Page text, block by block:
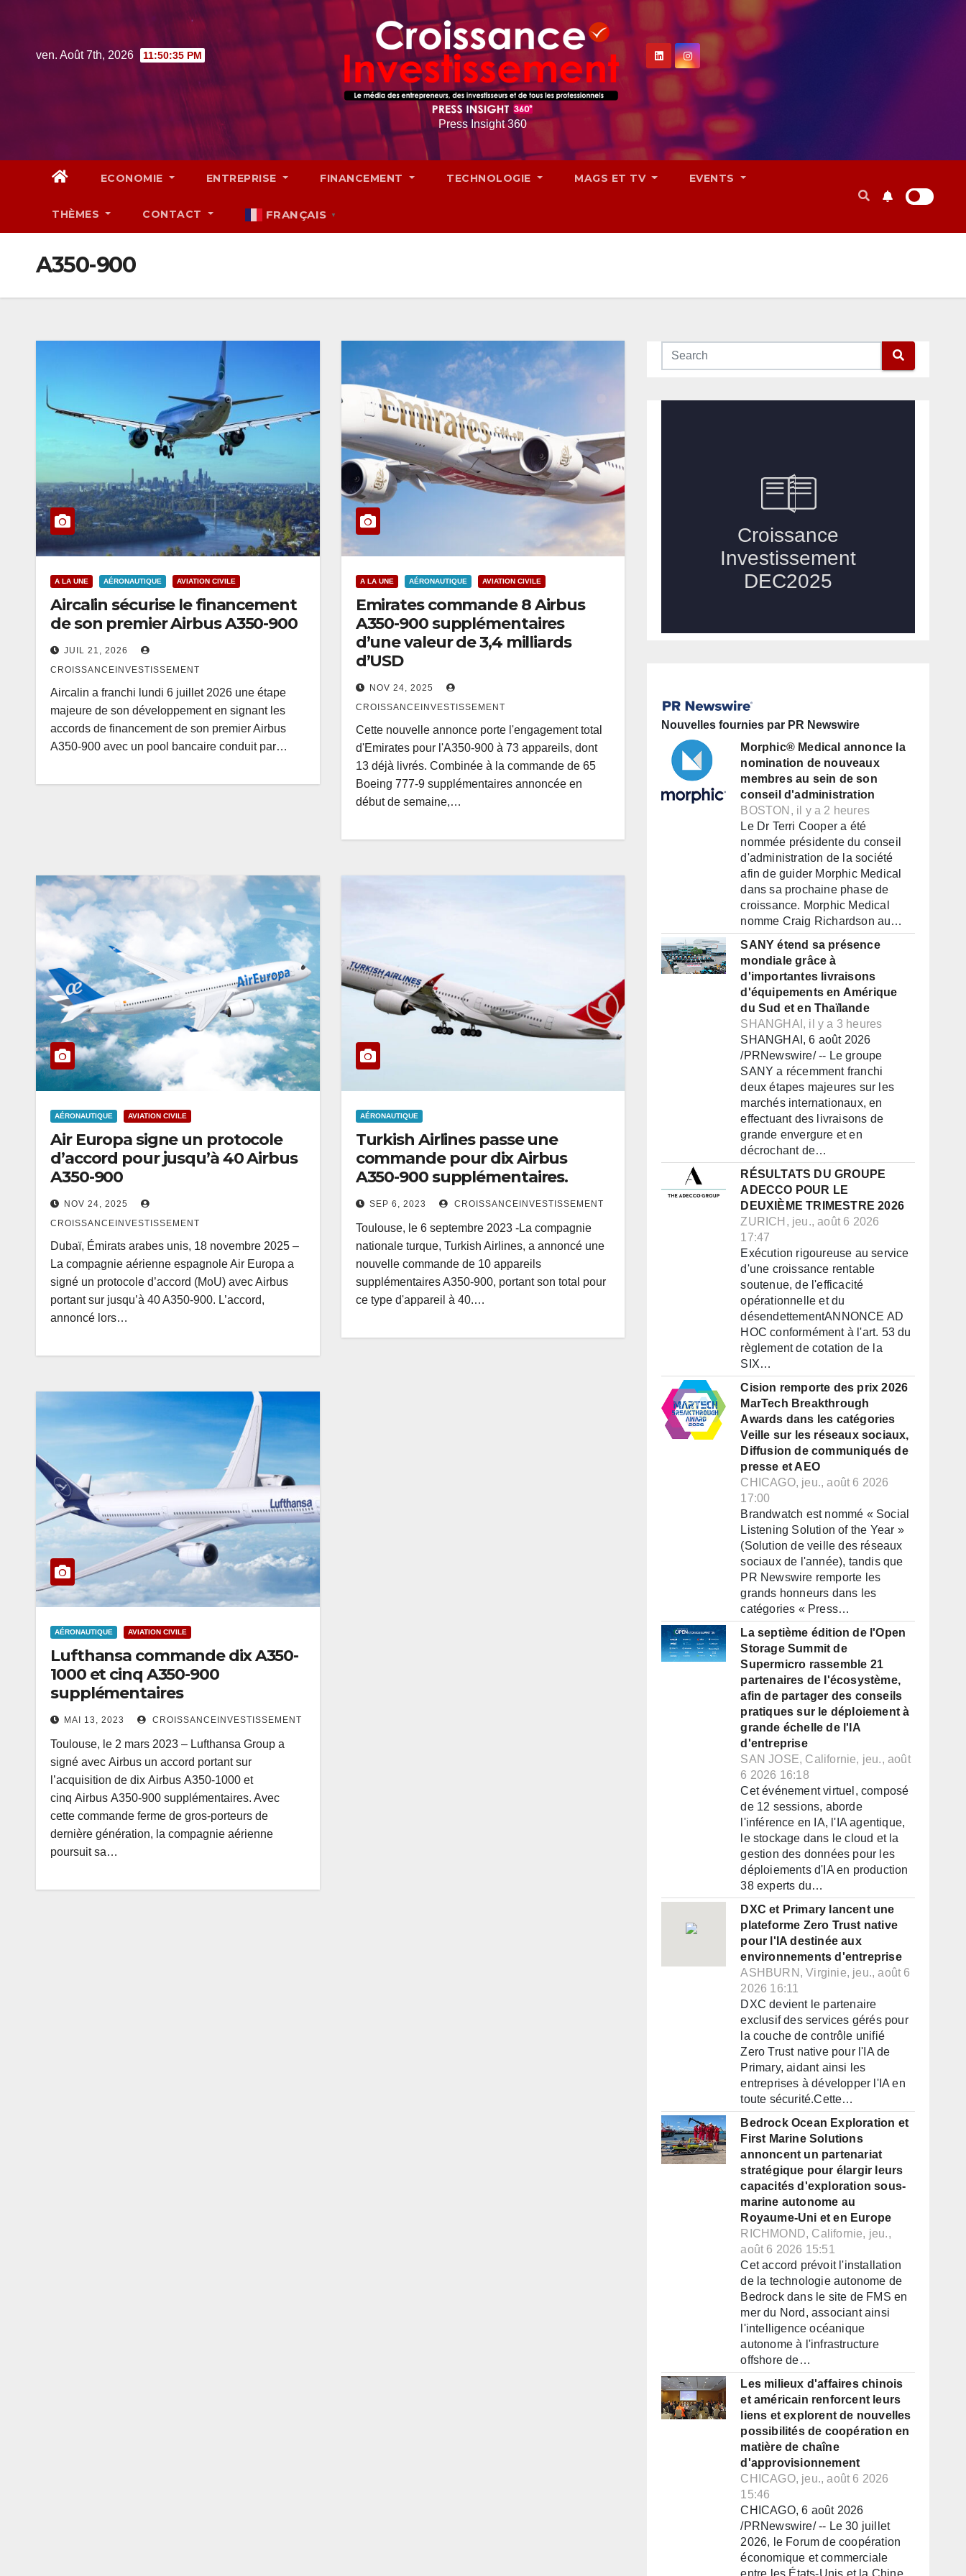
contentven. Août 7th, 2026 11:50:36 PM
Press Insight 360
ECONOMIE ENTREPRISE FINANCEMENT TECHNOLOGIE MAGS ET TV EVENTS
THÈMES CONTACT FRANÇAIS ▼
A350-900
A LA UNE AÉRONAUTIQUE AVIATION CIVILE
Aircalin sécurise le financement
de son premier Airbus A350-900
JUIL 21, 2026
CROISSANCEINVESTISSEMENT
Aircalin a franchi lundi 6 juillet 2026 une étape
majeure de son développement en signant les
accords de financement de son premier Airbus
A350-900 avec un pool bancaire conduit par…
A LA UNE AÉRONAUTIQUE AVIATION CIVILE
Emirates commande 8 Airbus
A350-900 supplémentaires
d’une valeur de 3,4 milliards
d’USD
NOV 24, 2025
CROISSANCEINVESTISSEMENT
Cette nouvelle annonce porte l'engagement total
d'Emirates pour l'A350-900 à 73 appareils, dont
13 déjà livrés. Combinée à la commande de 65
Boeing 777-9 supplémentaires annoncée en
début de semaine,…
AÉRONAUTIQUE AVIATION CIVILE
Air Europa signe un protocole
d’accord pour jusqu’à 40 Airbus
A350-900
NOV 24, 2025
CROISSANCEINVESTISSEMENT
Dubaï, Émirats arabes unis, 18 novembre 2025 –
La compagnie aérienne espagnole Air Europa a
signé un protocole d’accord (MoU) avec Airbus
portant sur jusqu’à 40 A350-900. L’accord,
annoncé lors…
AÉRONAUTIQUE
Turkish Airlines passe une
commande pour dix Airbus
A350-900 supplémentaires.
SEP 6, 2023 CROISSANCEINVESTISSEMENT
Toulouse, le 6 septembre 2023 -La compagnie
nationale turque, Turkish Airlines, a annoncé une
nouvelle commande de 10 appareils
supplémentaires A350-900, portant son total pour
ce type d'appareil à 40.…
AÉRONAUTIQUE AVIATION CIVILE
Lufthansa commande dix A350-
1000 et cinq A350-900
supplémentaires
MAI 13, 2023 CROISSANCEINVESTISSEMENT
Toulouse, le 2 mars 2023 – Lufthansa Group a
signé avec Airbus un accord portant sur
l’acquisition de dix Airbus A350-1000 et
cinq Airbus A350-900 supplémentaires. Avec
cette commande ferme de gros-porteurs de
dernière génération, la compagnie aérienne
poursuit sa…
Nouvelles fournies par PR Newswire
Morphic® Medical annonce la
nomination de nouveaux
membres au sein de son
conseil d'administration
BOSTON, il y a 2 heures
Le Dr Terri Cooper a été
nommée présidente du conseil
d'administration de la société
afin de guider Morphic Medical
dans sa prochaine phase de
croissance. Morphic Medical
nomme Craig Richardson au…
SANY étend sa présence
mondiale grâce à
d'importantes livraisons
d'équipements en Amérique
du Sud et en Thaïlande
SHANGHAI, il y a 3 heures
SHANGHAI, 6 août 2026
/PRNewswire/ -- Le groupe
SANY a récemment franchi
deux étapes majeures sur les
marchés internationaux, en
effectuant des livraisons de
grande envergure et en
décrochant de…
RÉSULTATS DU GROUPE
ADECCO POUR LE
DEUXIÈME TRIMESTRE 2026
ZURICH, jeu., août 6 2026
17:47
Exécution rigoureuse au service
d'une croissance rentable
soutenue, de l'efficacité
opérationnelle et du
désendettementANNONCE AD
HOC conformément à l'art. 53 du
règlement de cotation de la
SIX…
Cision remporte des prix 2026
MarTech Breakthrough
Awards dans les catégories
Veille sur les réseaux sociaux,
Diffusion de communiqués de
presse et AEO
CHICAGO, jeu., août 6 2026
17:00
Brandwatch est nommé « Social
Listening Solution of the Year »
(Solution de veille des réseaux
sociaux de l'année), tandis que
PR Newswire remporte les
grands honneurs dans les
catégories « Press…
La septième édition de l'Open
Storage Summit de
Supermicro rassemble 21
partenaires de l'écosystème,
afin de partager des conseils
pratiques sur le déploiement à
grande échelle de l'IA
d'entreprise
SAN JOSE, Californie, jeu., août
6 2026 16:18
Cet événement virtuel, composé
de 12 sessions, aborde
l'inférence en IA, l'IA agentique,
le stockage dans le cloud et la
gestion des données pour les
déploiements d'IA en production
38 experts du…
DXC et Primary lancent une
plateforme Zero Trust native
pour l'IA destinée aux
environnements d'entreprise
ASHBURN, Virginie, jeu., août 6
2026 16:11
DXC devient le partenaire
exclusif des services gérés pour
la couche de contrôle unifié
Zero Trust native pour l'IA de
Primary, aidant ainsi les
entreprises à développer l'IA en
toute sécurité.Cette…
Bedrock Ocean Exploration et
First Marine Solutions
annoncent un partenariat
stratégique pour élargir leurs
capacités d'exploration sous-
marine autonome au
Royaume-Uni et en Europe
RICHMOND, Californie, jeu.,
août 6 2026 15:51
Cet accord prévoit l'installation
de la technologie autonome de
Bedrock dans le site de FMS en
mer du Nord, associant ainsi
l'intelligence océanique
autonome à l'infrastructure
offshore de…
Les milieux d'affaires chinois
et américain renforcent leurs
liens et explorent de nouvelles
possibilités de coopération en
matière de chaîne
d'approvisionnement
CHICAGO, jeu., août 6 2026
15:46
CHICAGO, 6 août 2026
/PRNewswire/ -- Le 30 juillet
2026, le Forum de coopération
économique et commerciale
entre les États-Unis et la Chine